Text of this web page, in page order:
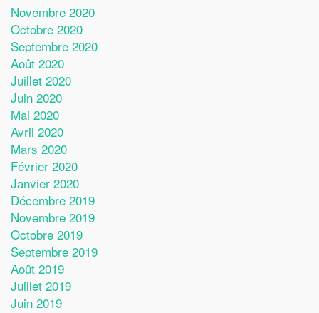
Novembre 2020
Octobre 2020
Septembre 2020
Août 2020
Juillet 2020
Juin 2020
Mai 2020
Avril 2020
Mars 2020
Février 2020
Janvier 2020
Décembre 2019
Novembre 2019
Octobre 2019
Septembre 2019
Août 2019
Juillet 2019
Juin 2019